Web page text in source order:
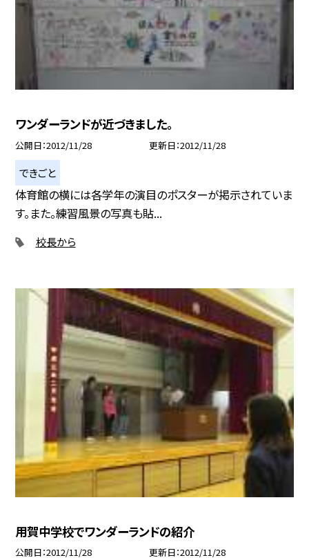
ワンダーランドが近づきました。
公開日 2012/11/28 更新日 2012/11/28
できごと
体育館の横には各学年の演目のポスターが掲示されていま
す。また。練習風景の写真も貼...
校長から
用賀中学校でワンダーランドの紹介
公開日 2012/11/28 更新日 2012/11/28